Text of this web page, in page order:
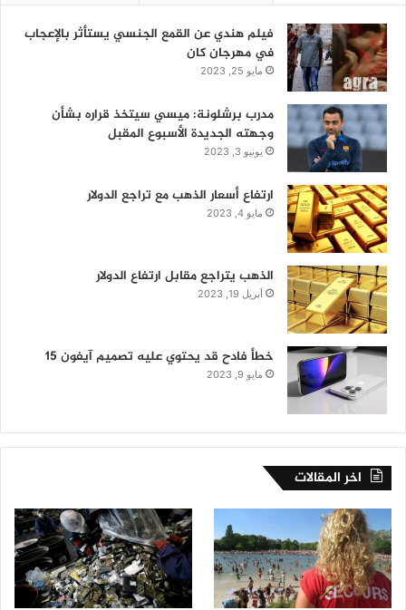
فيلم هندي عن القمع الجنسي يستأثر بالإعجاب
في مهرجان كان
مايو 25, 2023
مدرب برشلونة: ميسي سيتخذ قراره بشأن
وجهته الجديدة الأسبوع المقبل
يونيو 3, 2023
ارتفاع أسعار الذهب مع تراجع الدولار
مايو 4, 2023
الذهب يتراجع مقابل ارتفاع الدولار
أبريل 19, 2023
خطأ فادح قد يحتوي عليه تصميم آيفون 15
مايو 9, 2023
اخر المقالات